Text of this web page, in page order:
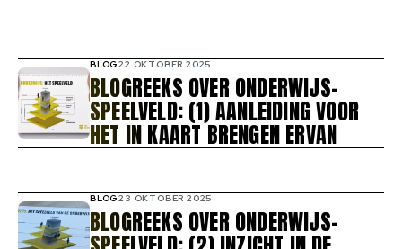
BLOGREEKS OVER ONDERWIJS-
SPEELVELD: (1) AANLEIDING VOOR
HET IN KAART BRENGEN ERVAN
BLOG22 OKTOBER 2025
BLOGREEKS OVER ONDERWIJS-
BLOG23 OKTOBER 2025